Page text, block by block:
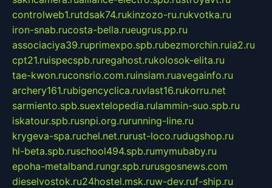
controlweb1.rutdsak74.rukinzozo-ru.rukvotka.ru
iron-snab.rucosta-bella.rueugrus.pp.ru
associaciya39.ruprimexpo.spb.rubezmorchin.ruia2.ru
cpt21.ruispecspb.ruregahost.rukolosok-elita.ru
tae-kwon.ruconsrio.com.ruinsiam.ruavegainfo.ru
archery161.rubigencyclica.ruvlast16.rukorru.net
sarmiento.spb.suextelopedia.rulammin-suo.spb.ru
iskatour.spb.rusnpi.org.rurunning-line.ru
krygeva-spa.ruchel.net.rurust-loco.rudugshop.ru
hl-beta.spb.ruschool494.spb.rumymubaby.ru
epoha-metalband.rungr.spb.rurusgosnews.com
dieselvostok.ru24hostel.msk.ruw-dev.ruf-ship.ru